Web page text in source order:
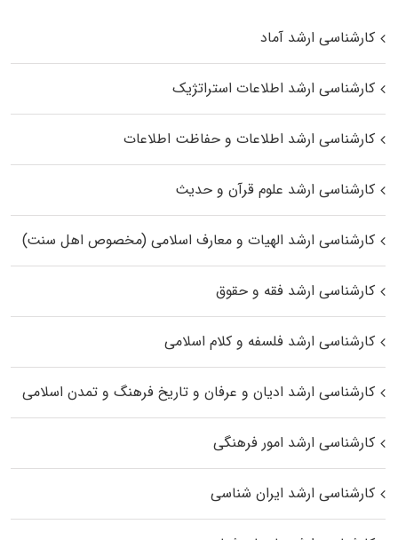
کارشناسی ارشد آماد
کارشناسی ارشد اطلاعات استراتژیک
کارشناسی ارشد اطلاعات و حفاظت اطلاعات
کارشناسی ارشد علوم قرآن و حدیث
کارشناسی ارشد الهیات و معارف اسلامی (مخصوص اهل سنت)
کارشناسی ارشد فقه و حقوق
کارشناسی ارشد فلسفه و کلام اسلامی
کارشناسی ارشد ادیان و عرفان و تاریخ فرهنگ و تمدن اسلامی
کارشناسی ارشد امور فرهنگی
کارشناسی ارشد ایران شناسی